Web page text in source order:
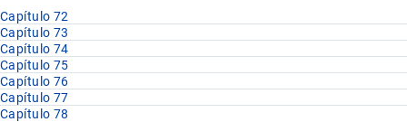
Capítulo 72
Capítulo 73
Capítulo 74
Capítulo 75
Capítulo 76
Capítulo 77
Capítulo 78